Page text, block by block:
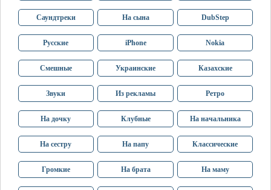
Саундтреки На сына DubStep
Русские iPhone Nokia
Смешные Украинские Казахские
Звуки Из рекламы Ретро
На дочку Клубные На начальника
На сестру На папу Классические
Громкие На брата На маму